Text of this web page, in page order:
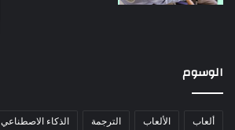
الوسوم
ألعاب الألعاب الترجمة الذكاء الاصطناعي